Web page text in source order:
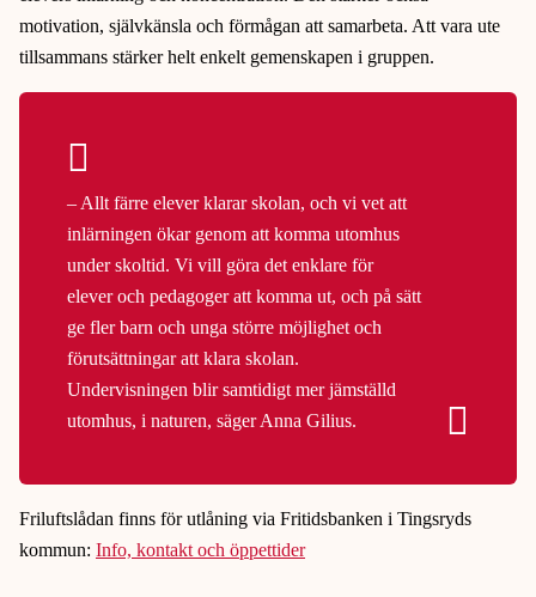
motivation, självkänsla och förmågan att samarbeta. Att vara ute
tillsammans stärker helt enkelt gemenskapen i gruppen.
– Allt färre elever klarar skolan, och vi vet att
inlärningen ökar genom att komma utomhus
under skoltid. Vi vill göra det enklare för
elever och pedagoger att komma ut, och på sätt
ge fler barn och unga större möjlighet och
förutsättningar att klara skolan.
Undervisningen blir samtidigt mer jämställd
utomhus, i naturen, säger Anna Gilius.
Friluftslådan finns för utlåning via Fritidsbanken i Tingsryds
kommun: Info, kontakt och öppettider